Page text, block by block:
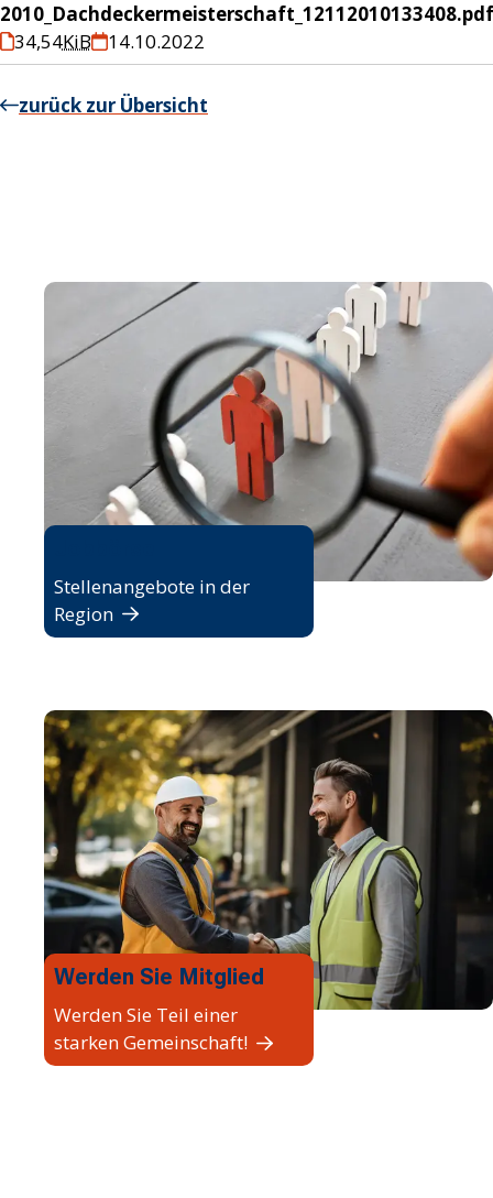
2010_Dachdeckermeisterschaft_12112010133408.pdf
34,54KiB 14.10.2022
zurück zur Übersicht
Stellenangebote in der
Region
Werden Sie Mitglied
Werden Sie Teil einer
starken Gemeinschaft!